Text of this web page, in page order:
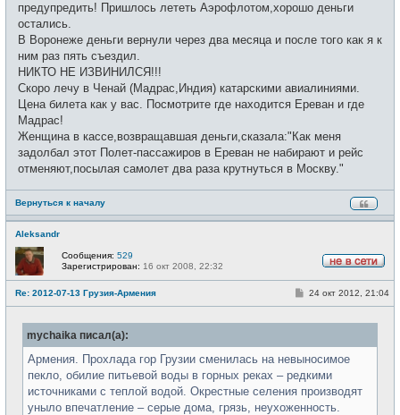
предупредить! Пришлось лететь Аэрофлотом,хорошо деньги
остались.
В Воронеже деньги вернули через два месяца и после того как я к
ним раз пять съездил.
НИКТО НЕ ИЗВИНИЛСЯ!!!
Скоро лечу в Ченай (Мадрас,Индия) катарскими авиалиниями.
Цена билета как у вас. Посмотрите где находится Ереван и где
Мадрас!
Женщина в кассе,возвращавшая деньги,сказала:"Как меня
задолбал этот Полет-пассажиров в Ереван не набирают и рейс
отменяют,посылая самолет два раза крутнуться в Москву."
Вернуться к началу
Aleksandr
е
в
с
Сообщения: 529
Зарегистрирован: 16 окт 2008, 22:32
Re: 2012-07-13 Грузия-Армения
С
б
е
н
е
24 окт 2012, 21:04
mychaika писал(а):
Армения. Прохлада гор Грузии сменилась на невыносимое
пекло, обилие питьевой воды в горных реках – редкими
источниками с теплой водой. Окрестные селения производят
уныло впечатление – серые дома, грязь, неухоженность.